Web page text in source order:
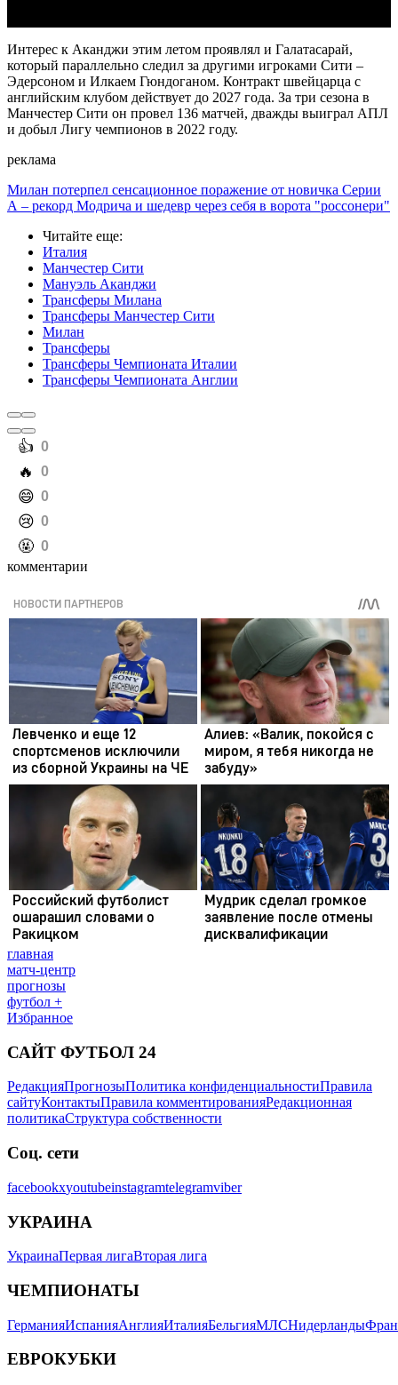
Интерес к Аканджи этим летом проявлял и Галатасарай,
который параллельно следил за другими игроками Сити –
Эдерсоном и Илкаем Гюндоганом. Контракт швейцарца с
английским клубом действует до 2027 года. За три сезона в
Манчестер Сити он провел 136 матчей, дважды выиграл АПЛ
и добыл Лигу чемпионов в 2022 году.
реклама
Милан потерпел сенсационное поражение от новичка Серии
А – рекорд Модрича и шедевр через себя в ворота "россонери"
Читайте еще:
Италия
Манчестер Сити
Мануэль Аканджи
Трансферы Милана
Трансферы Манчестер Сити
Милан
Трансферы
Трансферы Чемпионата Италии
Трансферы Чемпионата Англии
️👍 0
️🔥 0
️😄 0
️😢 0
️🤬 0
комментарии
главная
матч-центр
прогнозы
футбол +
Избранное
САЙТ ФУТБОЛ 24
РедакцияПрогнозыПолитика конфиденциальностиПравила
сайтуКонтактыПравила комментированияРедакционная
политикаСтруктура собственности
Соц. сети
facebookxyoutubeinstagramtelegramviber
УКРАИНА
УкраинаПервая лигаВторая лига
ЧЕМПИОНАТЫ
ГерманияИспанияАнглияИталияБельгияМЛСНидерланды
ЕВРОКУБКИ